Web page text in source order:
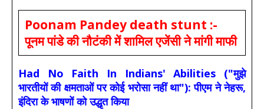
Poonam Pandey death stunt :-
पूनम पांडे की नौटंकी में शामिल एजेंसी ने मांगी माफी
Had No Faith In Indians' Abilities ("मुझे
भारतीयों की क्षमताओं पर कोई भरोसा नहीं था"): पीएम ने नेहरू,
इंदिरा के भाषणों को उद्धृत किया